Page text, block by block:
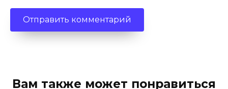
Вам также может понравиться